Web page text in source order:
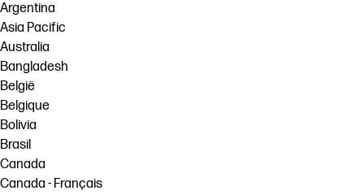
Argentina
Asia Pacific
Australia
Bangladesh
België
Belgique
Bolivia
Brasil
Canada
Canada - Français